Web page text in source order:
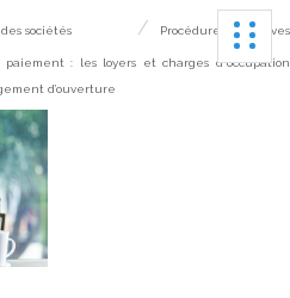
sociétés Procédures collectives
: les loyers et charges d'occupation
d’ouverture